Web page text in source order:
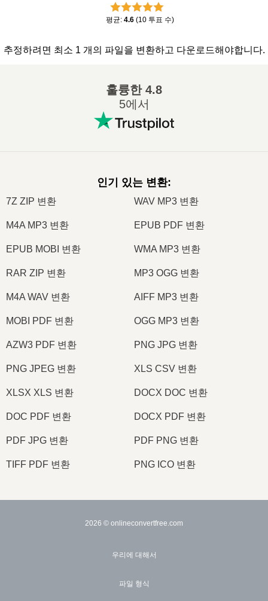
평균: 4.6 (10 투표 수)
추정하려면 최소 1 개의 파일을 변환하고 다운로드해야합니다.
훌륭한4.8
5에서
인기 있는 변환:
7Z ZIP 변환 WAV MP3 변환
M4A MP3 변환 EPUB PDF 변환
EPUB MOBI 변환 WMA MP3 변환
RAR ZIP 변환 MP3 OGG 변환
M4A WAV 변환 AIFF MP3 변환
MOBI PDF 변환 OGG MP3 변환
AZW3 PDF 변환 PNG JPG 변환
PNG JPEG 변환 XLS CSV 변환
XLSX XLS 변환 DOCX DOC 변환
DOC PDF 변환 DOCX PDF 변환
PDF JPG 변환 PDF PNG 변환
TIFF PDF 변환 PNG ICO 변환
2026 © onlineconvertfree.com
우리에 대해서
파일 형식